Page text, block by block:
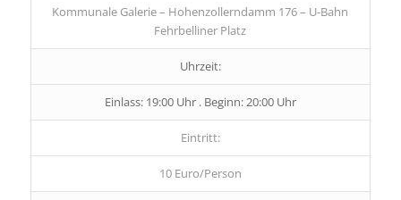
Kommunale Galerie – Hohenzollerndamm 176 – U-Bahn
Fehrbelliner Platz
Uhrzeit:
Einlass: 19:00 Uhr . Beginn: 20:00 Uhr
Eintritt:
10 Euro/Person